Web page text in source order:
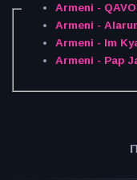
Armeni -
Armeni -
Armeni - Im
Armeni - Pap